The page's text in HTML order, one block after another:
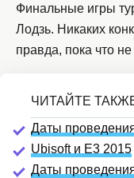
Финальные игры
Лодзь. Никаких
правда, пока что
Даты
Ubisoft и E3 2015
Даты